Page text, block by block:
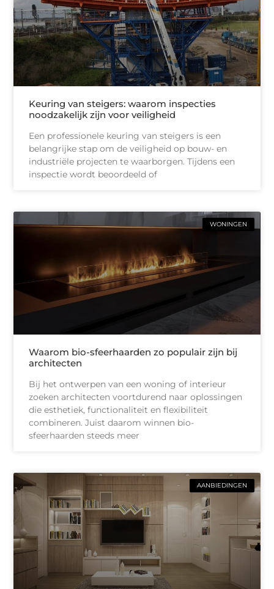
Keuring van steigers: waarom inspecties
noodzakelijk zijn voor veiligheid
Een professionele keuring van steigers is een
belangrijke stap om de veiligheid op bouw- en
industriële projecten te waarborgen. Tijdens een
inspectie wordt beoordeeld of
WONINGEN
Waarom bio-sfeerhaarden zo populair zijn bij
architecten
Bij het ontwerpen van een woning of interieur
zoeken architecten voortdurend naar oplossingen
die esthetiek, functionaliteit en flexibiliteit
combineren. Juist daarom winnen bio-
sfeerhaarden steeds meer
AANBIEDINGEN